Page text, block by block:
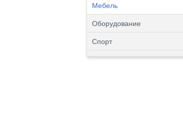
Мебель
Оборудование
Спорт